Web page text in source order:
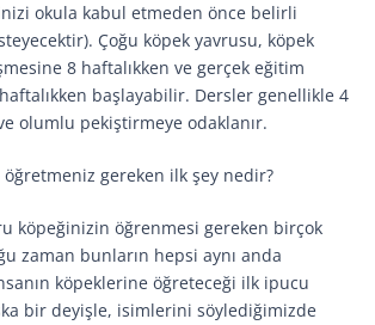
okula kabul etmeden önce belirli
isteyecektir). Çoğu köpek yavrusu, köpek
8 haftalıkken ve gerçek eğitim
haftalıkken başlayabilir. Dersler genellikle 4
olumlu pekiştirmeye odaklanır.
gereken ilk şey nedir?
köpeğinizin öğrenmesi gereken birçok
zaman bunların hepsi aynı anda
köpeklerine öğreteceği ilk ipucu
bir deyişle, isimlerini söylediğimizde